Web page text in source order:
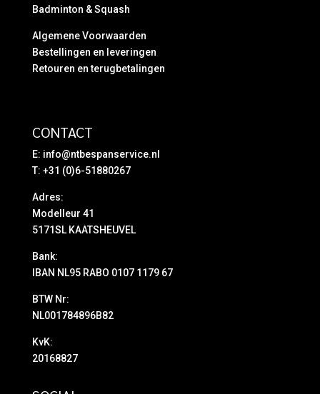
Badminton & Squash
Algemene Voorwaarden
Bestellingen en leveringen
Retouren en terugbetalingen
CONTACT
E: info@ntbespanservice.nl
T: +31 (0)6-51880267
Adres:
Modelleur 41
5171SL KAATSHEUVEL
Bank:
IBAN NL95 RABO 0107 1179 67
BTW Nr:
NL001784896B82
KvK:
20168827